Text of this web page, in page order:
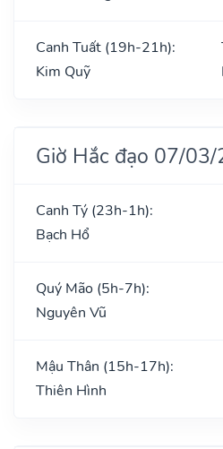
Canh Tuất (19h-21h):
Kim Quỹ
Giờ Hắc đạo 07/
Canh Tý (23h-1h):
Bạch Hổ
Quý Mão (5h-7h):
Nguyên Vũ
Mậu Thân (15h-17h):
Thiên Hình